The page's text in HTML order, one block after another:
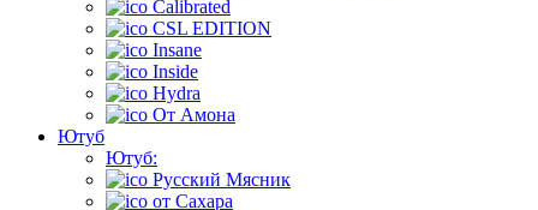
Calibrated
CSL EDITION
Insane
Inside
Hydra
От Амона
Ютуб
Ютуб:
Русский Мясник
от Сахара